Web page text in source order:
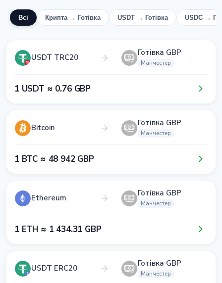
Всі Крипта → Готівка USDT → Готівка USDC →
USDT TRC20 Готівка GBP
Манчестер
1​ USDT ≈ 0​.7​6​ GBP
Bitcoin Готівка GBP
Манчестер
1​ BTC ≈ 4​8​ 9​4​2​ GBP
Ethereum Готівка GBP
Манчестер
1​ ETH ≈ 1​ 4​3​4​.3​1​ GBP
USDT ERC20 Готівка GBP
Манчестер